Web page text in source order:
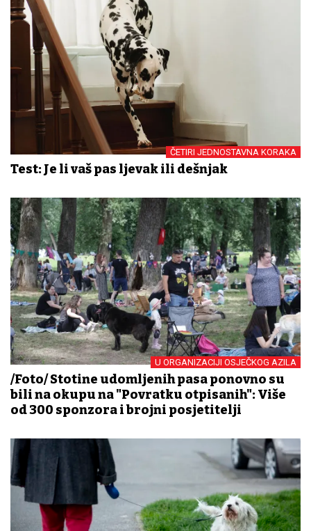
ČETIRI JEDNOSTAVNA KORAKA
Test: Je li vaš pas ljevak ili dešnjak
U ORGANIZACIJI OSJEČKOG AZILA
/Foto/ Stotine udomljenih pasa ponovno su
bili na okupu na "Povratku otpisanih": Više
od 300 sponzora i brojni posjetitelji